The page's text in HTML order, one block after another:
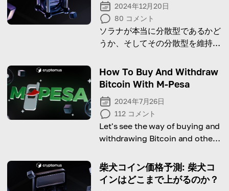
2024年12月20日
80 コメント
ソラナが本当に分散型であるかど
うか、そしてその分散型を維持す
てみましょう。
How To Buy And Withdraw
Bitcoin With M-Pesa
2024年7月26日
112 コメント
Let's see the way of buying and
withdrawing Bitcoin and other
柴犬コイン価格予測: 柴犬コ
インはどこまで上がるのか？